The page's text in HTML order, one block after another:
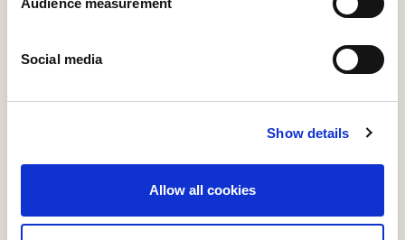
Audience measurement
Social media
Show details
Allow all cookies